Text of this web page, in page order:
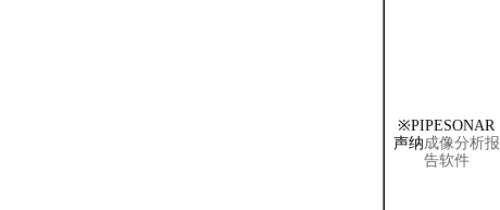
※PIPESONAR
声纳成像分析报
告软件